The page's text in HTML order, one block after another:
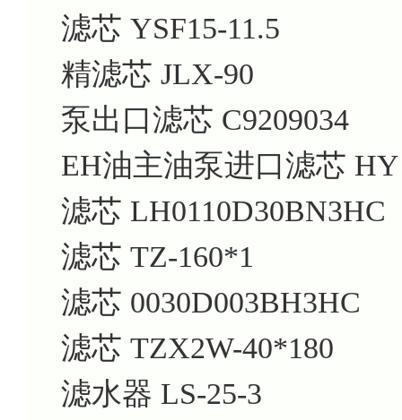
滤芯 YSF15-11.5
精滤芯 JLX-90
泵出口滤芯 C9209034
EH油主油泵进口滤芯
滤芯 LH0110D30BN3HC
滤芯 TZ-160*1
滤芯 0030D003BH3HC
滤芯 TZX2W-40*180
滤水器 LS-25-3